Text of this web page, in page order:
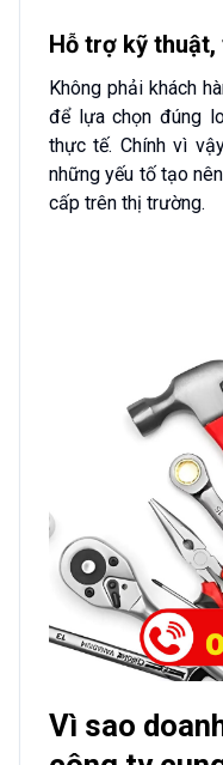
Hỗ trợ kỹ thuật,
Không phải khách
để lựa chọn đúng
thực tế. Chính vì
những yếu tố tạo
cấp trên thị trường.
Vì sao